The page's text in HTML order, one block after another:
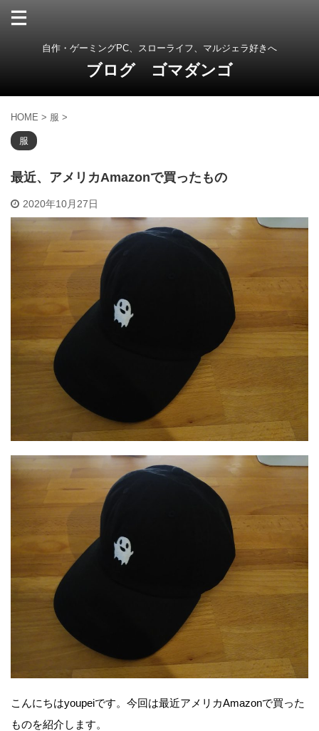
自作・ゲーミングPC、スローライフ、マルジェラ好きへ
ブログ ゴマダンゴ
HOME > 服 >
服
最近、アメリカAmazonで買ったもの
2020年10月27日
こんにちはyoupeiです。今回は最近アメリカAmazonで買った
ものを紹介します。